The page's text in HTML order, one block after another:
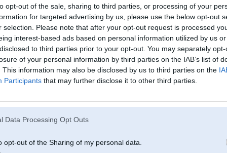
opt-out of the sale, sharing to third parties, or processing of your
for targeted advertising by us, please use the below opt-out
selection. Please note that after your opt-out request is processed
interest-based ads based on personal information utilized by us
to third parties prior to your opt-out. You may separately
of your personal information by third parties on the IAB’s list of
This information may also be disclosed by us to third parties on the
Participants that may further disclose it to other third parties.
Data Processing Opt Outs
opt-out of the Sharing of my personal data.
10. Nov 2019, 13:59
Gan jau nedzīvo LV...balanss
-----------------
Tradicionāli - vīrietis ar sievieti - auto ar iekšdedzes dzinēju!